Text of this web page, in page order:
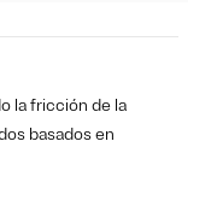
la fricción de la
basados en